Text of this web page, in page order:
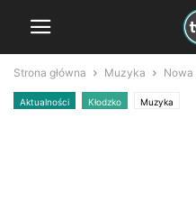
Strona główna Muzyka
Aktualności Kłodzko Muzyka